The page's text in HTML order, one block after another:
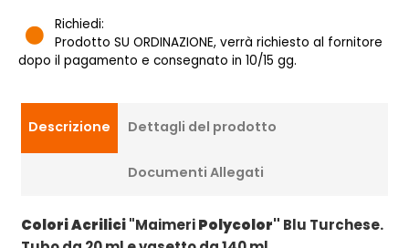
Richiedi:
Prodotto SU ORDINAZIONE, verrà richiesto al fornitore
dopo il pagamento e consegnato in 10/15 gg.
Descrizione Dettagli del prodotto
Documenti Allegati
Colori Acrilici"MaimeriPolycolor" Blu Turchese.